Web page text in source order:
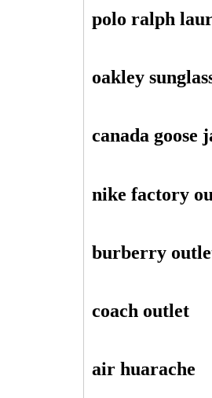
polo ralph
oakley
canada goose
nike factory
burberry
coach outlet
air huarache